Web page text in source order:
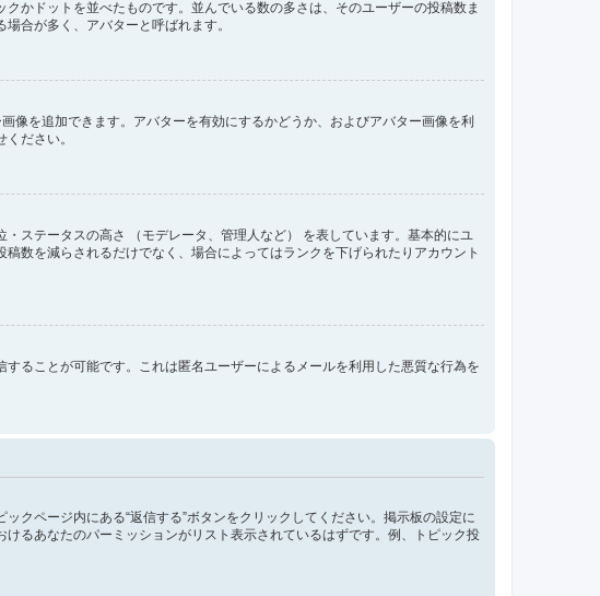
かドットを並べたものです。並んでいる数の多さは、そのユーザーの投稿数ま
合が多く、アバターと呼ばれます。
像を追加できます。アバターを有効にするかどうか、およびアバター画像を利
ださい。
ステータスの高さ （モデレータ、管理人など） を表しています。基本的にユ
数を減らされるだけでなく、場合によってはランクを下げられたりアカウント
ることが可能です。これは匿名ユーザーによるメールを利用した悪質な行為を
クページ内にある“返信する”ボタンをクリックしてください。掲示板の設定に
るあなたのパーミッションがリスト表示されているはずです。例、トピック投